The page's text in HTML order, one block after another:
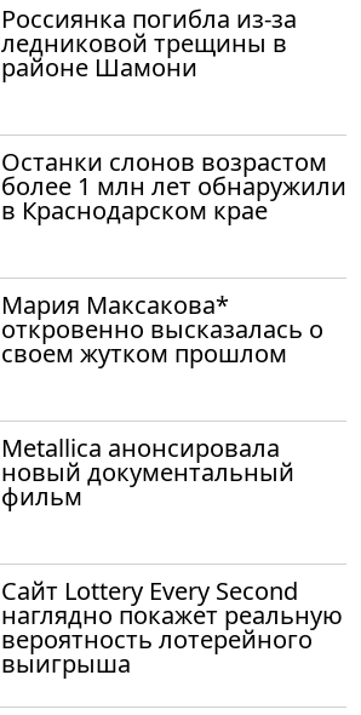
Россиянка погибла из-за
ледниковой трещины в
районе Шамони
Останки слонов возрастом
более 1 млн лет обнаружили
в Краснодарском крае
Мария Максакова*
откровенно высказалась о
своем жутком прошлом
Metallica анонсировала
новый документальный
фильм
Сайт Lottery Every Second
наглядно покажет реальную
вероятность лотерейного
выигрыша